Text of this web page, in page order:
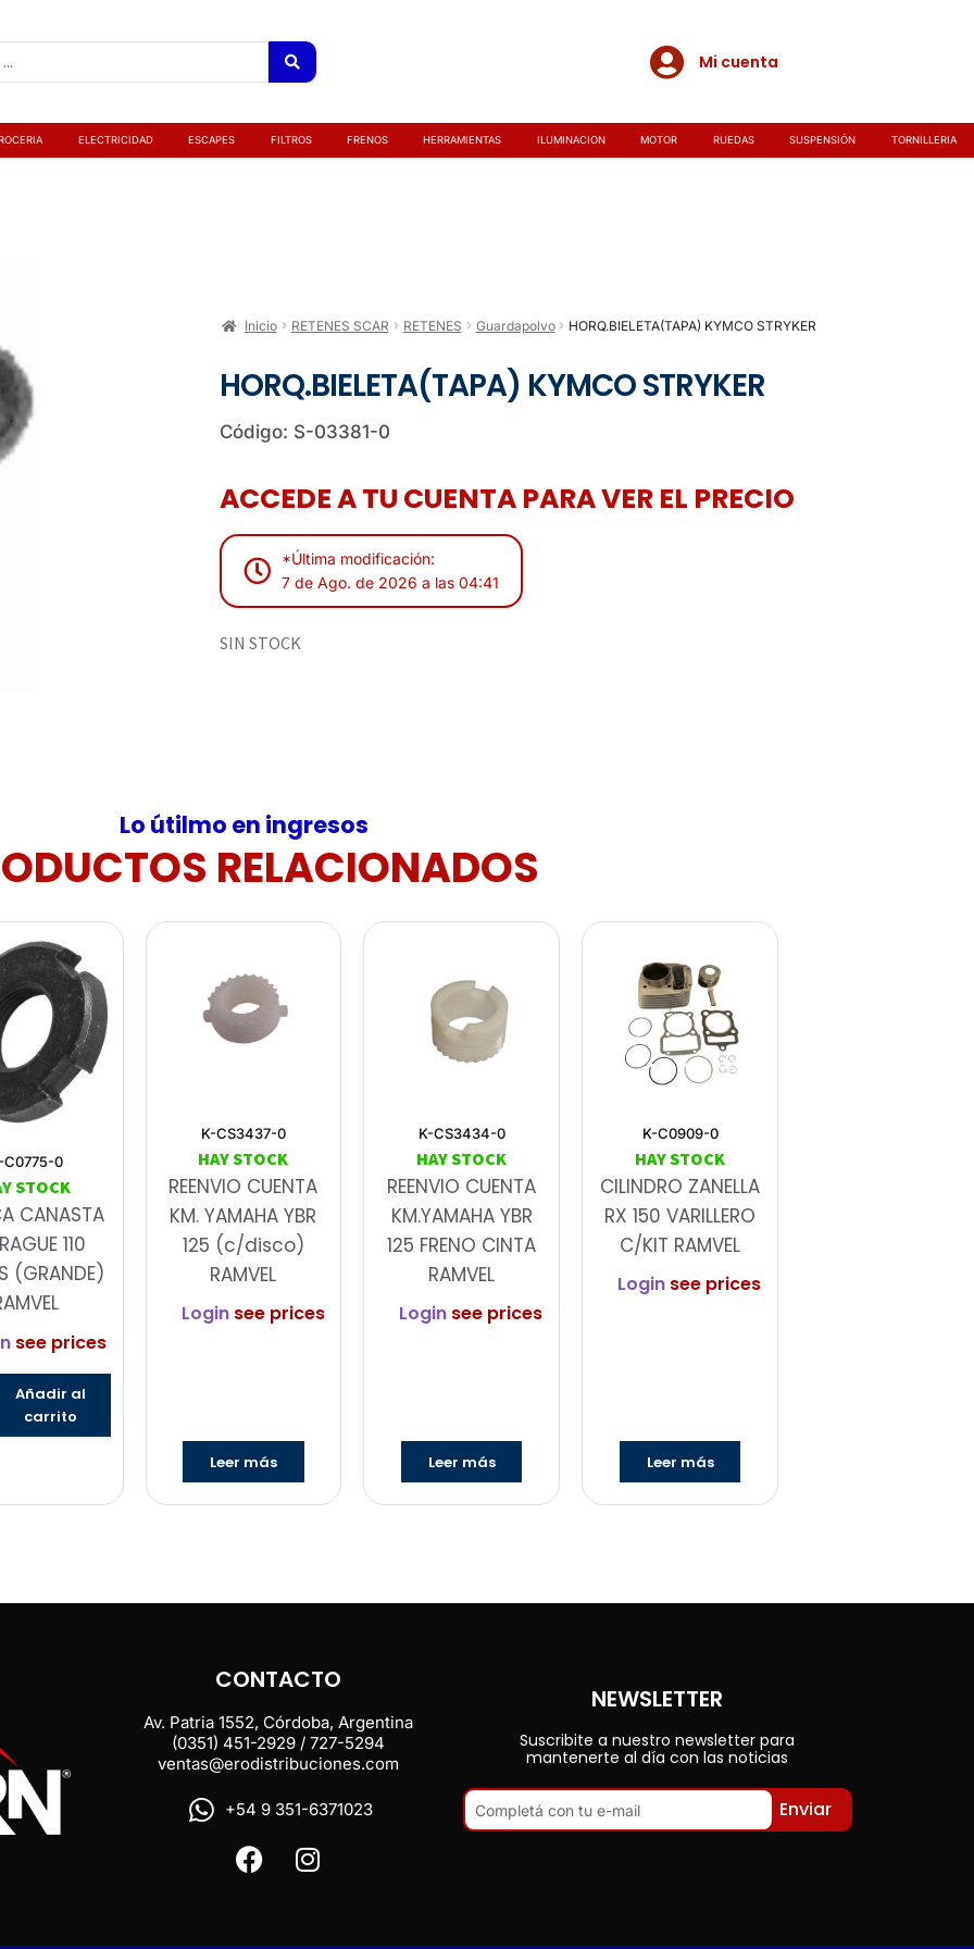
Mi cuenta
ELECTRICIDAD ESCAPES FILTROS FRENOS HERRAMIENTAS ILUMINACION MOTOR RUEDAS SUSPENSIÓN TORNILLERIA
Inicio RETENES SCAR RETENES Guardapolvo HORQ.BIELETA(TAPA) KYMCO STRYKER
HORQ.BIELETA(TAPA) KYMCO STRYKER
Código: S-03381-0
ACCEDE A TU CUENTA PARA VER EL PRECIO
*Última modificación:
7 de Ago. de 2026 a las 04:41
SIN STOCK
Lo útilmo en ingresos
RELACIONADOS
C0775-0
STOCK
CANASTA
110
(GRANDE)
see prices
Añadir al
carrito
K-CS3437-0
HAY STOCK
REENVIO CUENTA
KM. YAMAHA YBR
125 (c/disco)
RAMVEL
Loginsee prices
Leer más
K-CS3434-0
HAY STOCK
REENVIO CUENTA
KM.YAMAHA YBR
125 FRENO CINTA
RAMVEL
Login see prices
Leer más
K-C0909-0
HAY STOCK
CILINDRO ZANELLA
RX 150 VARILLERO
C/KIT RAMVEL
Login see prices
Leer más
CONTACTO
Av. Patria 1552, Córdoba, Argentina
(0351) 451-2929 / 727-5294
ventas@erodistribuciones.com
+54 9 351-6371023
NEWSLETTER
Suscribite a nuestro newsletter para
mantenerte al día con las noticias
Enviar